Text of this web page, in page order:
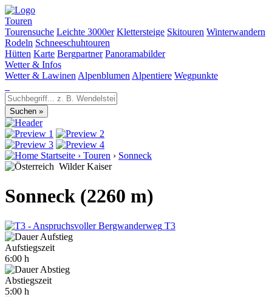
Touren
Tourensuche Leichte 3000er Klettersteige Skitouren Winterwandern
Rodeln Schneeschuhtouren
Hütten Karte Bergpartner Panoramabilder
Wetter & Infos
Wetter & Lawinen Alpenblumen Alpentiere Wegpunkte
Startseite › Touren › Sonneck
Wilder Kaiser
Sonneck (2260 m)
T3
Aufstiegszeit
6:00 h
Abstiegszeit
5:00 h